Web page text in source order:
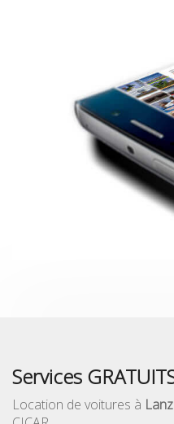
Services
Location de voitures à